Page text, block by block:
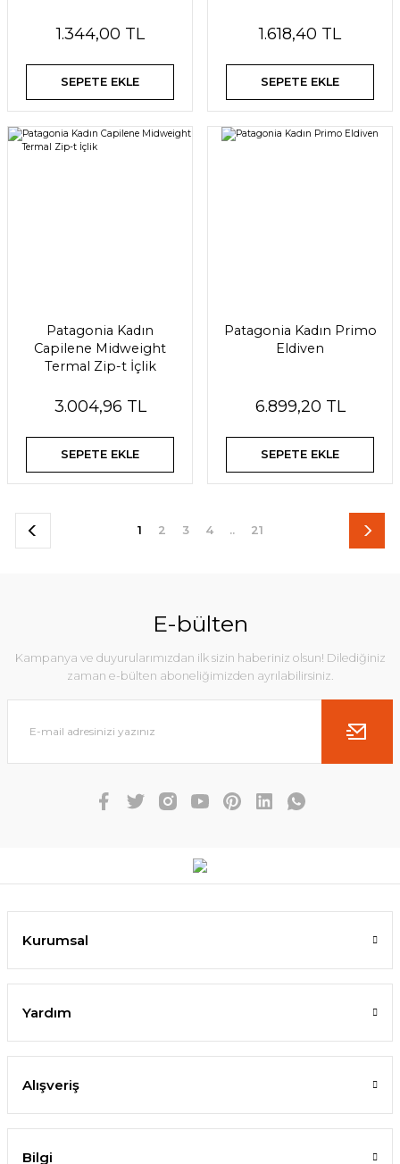
1.344,00 TL
SEPETE EKLE
1.618,40 TL
SEPETE EKLE
Patagonia Kadın
Capilene Midweight
Termal Zip-t İçlik
3.004,96 TL
SEPETE EKLE
Patagonia Kadın Primo
Eldiven
6.899,20 TL
SEPETE EKLE
1 2 3 4 .. 21
E-bülten
Kampanya ve duyurularımızdan ilk sizin haberiniz olsun! Dilediğiniz
zaman e-bülten aboneliğimizden ayrılabilirsiniz.
Kurumsal
Yardım
Alışveriş
Bilgi